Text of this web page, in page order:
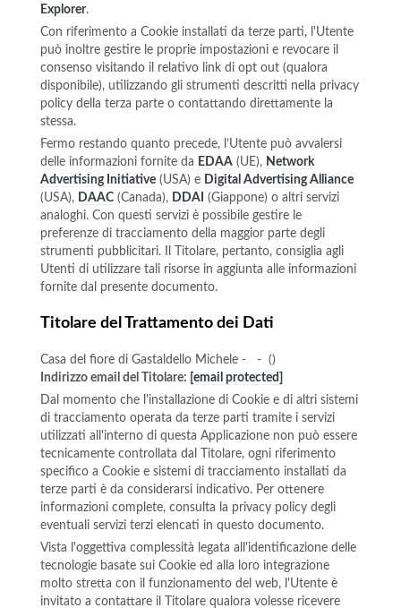
Explorer.
Con riferimento a Cookie installati da terze parti, l'Utente
può inoltre gestire le proprie impostazioni e revocare il
consenso visitando il relativo link di opt out (qualora
disponibile), utilizzando gli strumenti descritti nella privacy
policy della terza parte o contattando direttamente la
stessa.
Fermo restando quanto precede, l’Utente può avvalersi
delle informazioni fornite da EDAA(UE), Network
Advertising Initiative(USA) e Digital Advertising Alliance
(USA), DAAC(Canada), DDAI (Giappone) o altri servizi
analoghi. Con questi servizi è possibile gestire le
preferenze di tracciamento della maggior parte degli
strumenti pubblicitari. Il Titolare, pertanto, consiglia agli
Utenti di utilizzare tali risorse in aggiunta alle informazioni
fornite dal presente documento.
Titolare del Trattamento dei Dati
Casa del fiore di Gastaldello Michele - - ()
Indirizzo email del Titolare: [email protected]
Dal momento che l'installazione di Cookie e di altri sistemi
di tracciamento operata da terze parti tramite i servizi
utilizzati all'interno di questa Applicazione non può essere
tecnicamente controllata dal Titolare, ogni riferimento
specifico a Cookie e sistemi di tracciamento installati da
terze parti è da considerarsi indicativo. Per ottenere
informazioni complete, consulta la privacy policy degli
eventuali servizi terzi elencati in questo documento.
Vista l'oggettiva complessità legata all'identificazione delle
tecnologie basate sui Cookie ed alla loro integrazione
molto stretta con il funzionamento del web, l'Utente è
invitato a contattare il Titolare qualora volesse ricevere